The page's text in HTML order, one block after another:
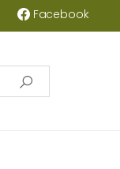
Facebook